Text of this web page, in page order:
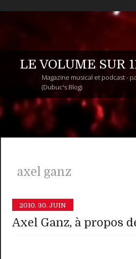
LE VOLUME SUR
Magazine musical et podcast -
(Dubuc's Blog)
axel ganz
2010. 30. JUIN
Axel Ganz, à propos